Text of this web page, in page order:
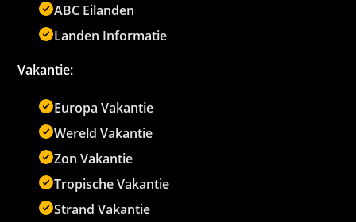
ABC Eilanden
Landen Informatie
Vakantie:
Europa Vakantie
Wereld Vakantie
Zon Vakantie
Tropische Vakantie
Strand Vakantie